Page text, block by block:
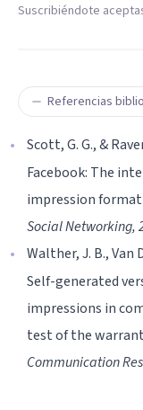
Suscribiéndote
Referencias
Scott, G. G., &
Facebook: The
impression
Social Networking,
Walther, J. B., Van
Self-generated
impressions in
test of the
Communication